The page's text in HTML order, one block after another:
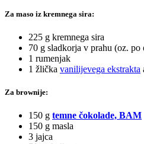
Za maso iz kremnega sira:
225 g kremnega sira
70 g sladkorja v prahu (oz. po
1 rumenjak
1 žlička vanilijevega ekstrakta
Za brownije:
150 g temne čokolade, BAM
150 g masla
3 jajca